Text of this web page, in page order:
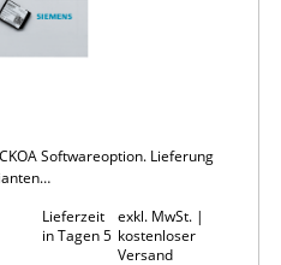
Softwareoption. Lieferung
Lieferzeit
in Tagen 5
exkl. MwSt. |
kostenloser
Versand